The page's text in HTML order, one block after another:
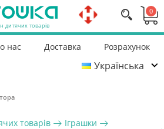
нас Доставка
Розрахунок
Допомога ЗСУ
Українська
дитячих товарів
0
товарів
Іграшки